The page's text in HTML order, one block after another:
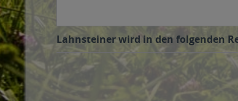
Lahnsteiner wird in den folgenden